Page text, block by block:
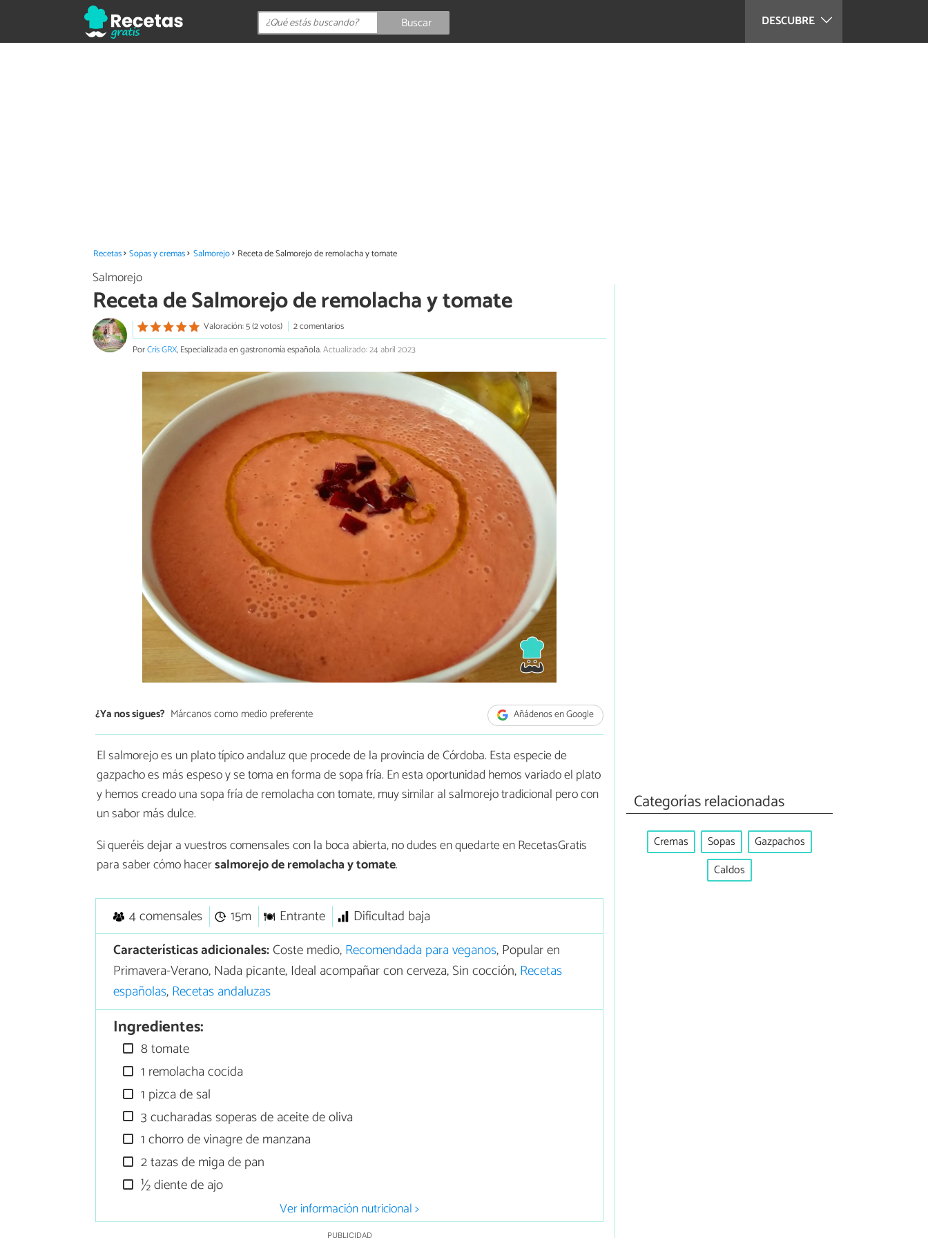
DESCUBRE
Buscar
Recetas Sopas y cremas Salmorejo Receta de Salmorejo de remolacha y tomate
Salmorejo
Receta de Salmorejo de remolacha y tomate
Valoración: 5 (2 votos)
2 comentarios
PorCris GRX, Especializada en gastronomía española.Actualizado: 24 abril 2023
¿Ya nos sigues? Márcanos como medio preferente Añádenos en Google
El salmorejo es un plato típico andaluz que procede de la provincia de Córdoba. Esta especie de
gazpacho es más espeso y se toma en forma de sopa fría. En esta oportunidad hemos variado el plato
y hemos creado una sopa fría de remolacha con tomate, muy similar al salmorejo tradicional pero con
un sabor más dulce.
Si queréis dejar a vuestros comensales con la boca abierta, no dudes en quedarte en RecetasGratis
para saber cómo hacersalmorejo de remolacha y tomate.
4 comensales 15m Entrante
Dificultad baja
Características adicionales:Coste medio,Recomendada para veganos, Popular en
Primavera-Verano, Nada picante, Ideal acompañar con cerveza, Sin cocción,Recetas
españolas,Recetas andaluzas
Ingredientes:
8 tomate
1 remolacha cocida
1 pizca de sal
3 cucharadas soperas de aceite de oliva
1 chorro de vinagre de manzana
2 tazas de miga de pan
½ diente de ajo
Ver información nutricional >
Categorías relacionadas
Cremas Sopas
Gazpachos
Caldos